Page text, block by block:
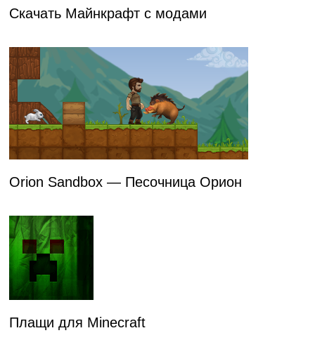
Скачать Майнкрафт с модами
Orion Sandbox — Песочница Орион
Плащи для Minecraft